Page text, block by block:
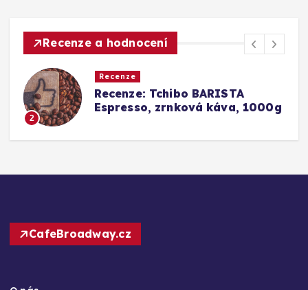
Recenze a hodnocení
Tchibo BARISTA
zrnková káva, 1000g
Srovnání a
Barista
CafeBroadway.cz